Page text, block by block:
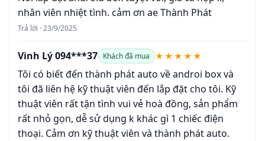
nhân viên nhiệt tình. cảm ơn ae Thành Phát
Trả lời · 23/9/2025
Vinh Lý 094***37 Khách đã mua ★★★★★
Tôi có biết đến thành phát auto về androi box và
tôi đã liên hệ kỹ thuật viên đến lắp đặt cho tôi. Kỹ
thuật viên rất tận tình vui vẻ hoà đồng, sản phẩm
rất nhỏ gọn, dễ sử dụng k khác gì 1 chiếc điện
thoại. Cảm ơn kỹ thuật viên và thành phát auto.